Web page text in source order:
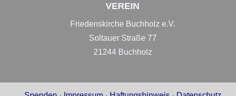
VEREIN
Friedenskirche Buchholz e.V.
Soltauer Straße 77
21244 Buchholz